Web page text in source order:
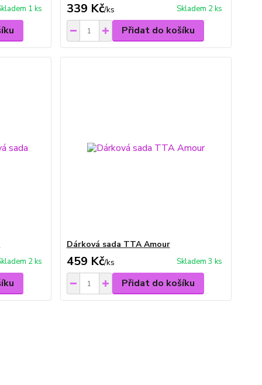
1 ks 339 Kč/ks Skladem 2 ks
Přidat do košíku
2 ks
Dárková sada TTA Amour
459 Kč/ks Skladem 3 ks
Přidat do košíku